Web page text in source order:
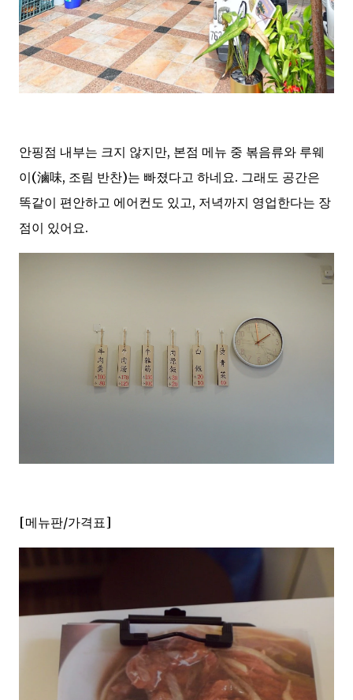
안핑점 내부는 크지 않지만, 본점 메뉴 중 볶음류와 루웨
이(滷味, 조림 반찬)는 빠졌다고 하네요. 그래도 공간은
똑같이 편안하고 에어컨도 있고, 저녁까지 영업한다는 장
점이 있어요.
[메뉴판/가격표]